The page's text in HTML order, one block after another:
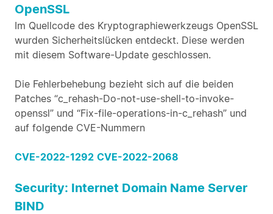
OpenSSL
Im Quellcode des Kryptographiewerkzeugs OpenSSL
wurden Sicherheitslücken entdeckt. Diese werden
mit diesem Software-Update geschlossen.
Die Fehlerbehebung bezieht sich auf die beiden
Patches “c_rehash-Do-not-use-shell-to-invoke-
openssl” und “Fix-file-operations-in-c_rehash” und
auf folgende CVE-Nummern
CVE-2022-1292 CVE-2022-2068
Security: Internet Domain Name Server
BIND